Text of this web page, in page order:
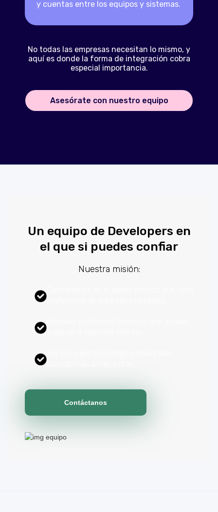
y cuentas entre los equipos y sistemas.
No todas las empresas necesitan lo mismo, y
aquí es donde la forma de integración cobra
especial importancia.
Asesórate con nuestro equipo
Un equipo de Developers en
el que si puedes confiar
Nuestra misión:
profesional de marketing necesita.
a crecer a nuestros clientes.
cuando más lo necesitas.
Contáctanos